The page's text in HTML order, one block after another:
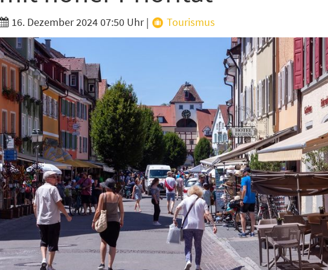
16. Dezember 2024 07:50 Uhr| Tourismus